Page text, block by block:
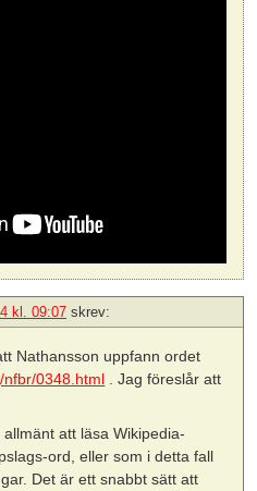
kl. 09:07 skrev:
Nathansson uppfann ordet
0348.html . Jag föreslår att
att läsa Wikipedia-
ord, eller som i detta fall
Det är ett snabbt sätt att